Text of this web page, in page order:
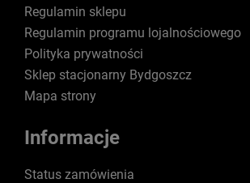
Regulamin sklepu
Regulamin programu lojalnościowego
Polityka prywatności
Sklep stacjonarny Bydgoszcz
Mapa strony
Informacje
Status zamówienia